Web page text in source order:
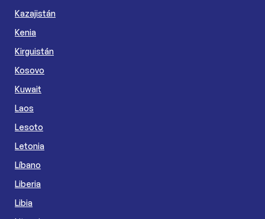
Kazajistán
Kenia
Kirguistán
Kosovo
Kuwait
Laos
Lesoto
Letonia
Líbano
Liberia
Libia